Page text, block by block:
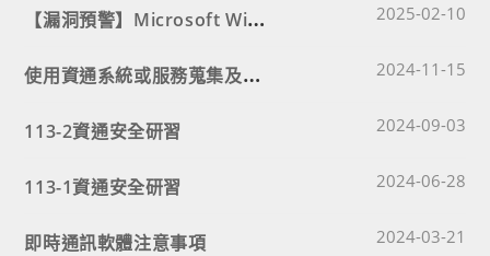
【
漏洞預警】Microsoft Windows作業系統存在高風險安全漏洞(CVE-2024-38063)，請儘速確認並進行修補 Post published:
2025-02-10
使
用資通系統或服務蒐集及使用個人資料注意事項 Post published:
2024-11-15
113-2資通安全研習 Post published:
2024-09-03
113-1資通安全研習 Post published:
2024-06-28
即時通訊軟體注意事項 Post published:
2024-03-21